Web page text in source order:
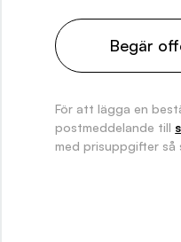
Begär
För att lägga en
postmeddelande till
med prisuppgifter så